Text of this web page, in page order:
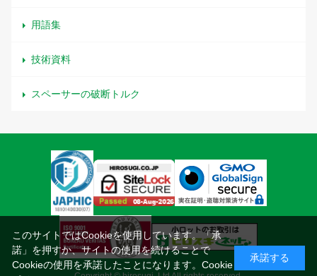
用語集
技術資料
スペーサーの破断トルク
このサイトではCookieを使用しています。「承
諾」を押すか、サイトの使用を続けることで
Cookieの使用を承諾したことになります。 Cookie
承諾する